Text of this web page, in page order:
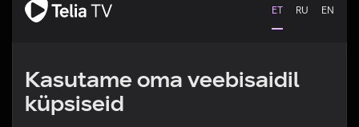
ET RU EN
Kasutame oma veebisaidil
küpsiseid